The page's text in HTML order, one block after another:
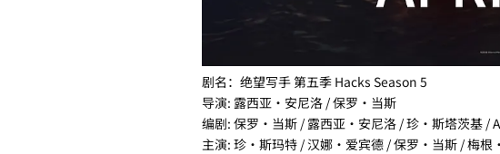
剧名：绝望写手 第五季 Hacks Season 5
导演: 露西亚·安尼洛 / 保罗·当斯
编剧: 保罗·当斯 / 露西亚·安尼洛 / 珍·斯塔茨基 /
主演: 珍·斯玛特 / 汉娜·爱宾德 / 保罗·当斯 / 梅